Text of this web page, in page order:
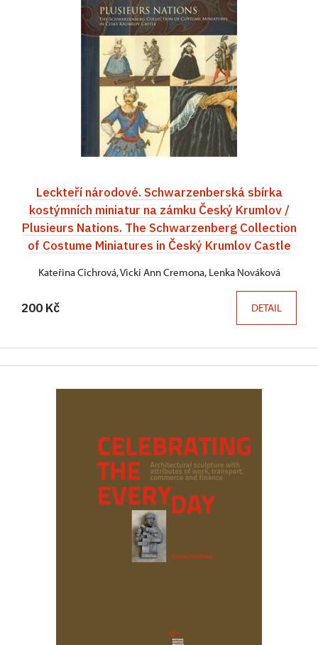
Leckteří národové. Schwarzenberská sbírka
kostýmních miniatur na zámku Český Krumlov /
Plusieurs Nations. The Schwarzenberg Collection
of Costume Miniatures in Český Krumlov Castle
Kateřina Cichrová, Vicki Ann Cremona, Lenka Nováková
200 Kč DETAIL